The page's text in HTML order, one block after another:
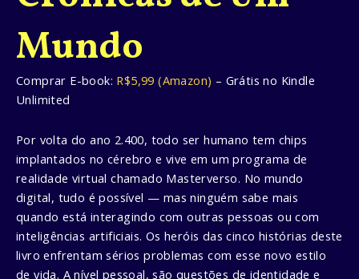
Mundo
Comprar E-book: R$5,99 (Amazon) – Grátis no Kindle
Unlimited
Por volta do ano 2.400, todo ser humano tem chips
implantados no cérebro e vive em um programa de
realidade virtual chamado Masterverso. No mundo
digital, tudo é possível — mas ninguém sabe mais
quando está interagindo com outras pessoas ou com
inteligências artificiais. Os heróis das cinco histórias deste
livro enfrentam sérios problemas com esse novo estilo
de vida. A nível pessoal, são questões de identidade e